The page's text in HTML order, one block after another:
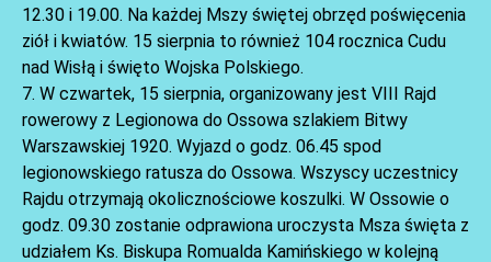
12.30 i 19.00. Na każdej Mszy świętej obrzęd poświęcenia
ziół i kwiatów. 15 sierpnia to również 104 rocznica Cudu
nad Wisłą i święto Wojska Polskiego.
7. W czwartek, 15 sierpnia, organizowany jest VIII Rajd
rowerowy z Legionowa do Ossowa szlakiem Bitwy
Warszawskiej 1920. Wyjazd o godz. 06.45 spod
legionowskiego ratusza do Ossowa. Wszyscy uczestnicy
Rajdu otrzymają okolicznościowe koszulki. W Ossowie o
godz. 09.30 zostanie odprawiona uroczysta Msza święta z
udziałem Ks. Biskupa Romualda Kamińskiego w kolejną